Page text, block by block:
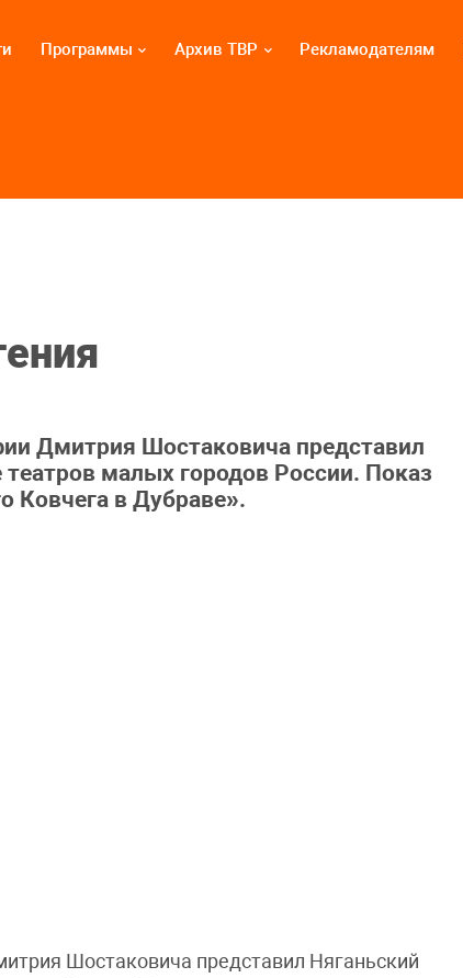
Программы Архив ТВР Рекламодателям
Дмитрия Шостаковича представил
малых городов России. Показ
Ковчега в Дубраве».
Шостаковича представил Няганьский